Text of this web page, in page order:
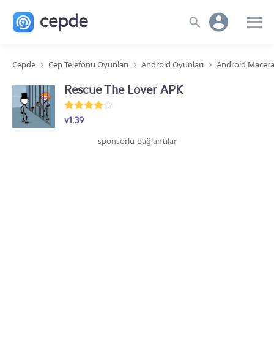
Cepde Cep Telefonu Oyunları Android Oyunları Android
Rescue The Lover APK
v1.39
sponsorlu bağlantılar